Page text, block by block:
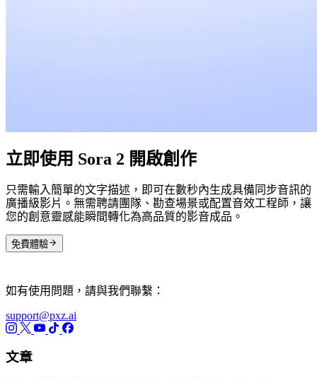
立即使用 Sora 2 開啟創作
只需輸入簡單的文字描述，即可在數秒內生成具備同步音訊的
廣播級影片。無需聘請團隊、勘查場景或配置音效工程師，讓
您的創意靈感能瞬間轉化為高品質的影音成品。
免費體驗
如有使用問題，請與我們聯繫：
support@pxz.ai
文章